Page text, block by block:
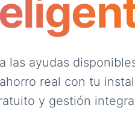
las ayudas
real con tu
y gestión